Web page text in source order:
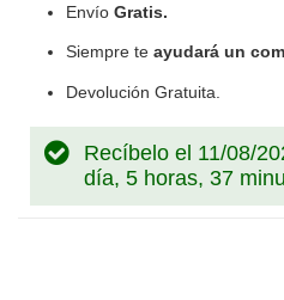
Envío Gratis.
Siempre te ayudará un
Devolución Gratuita.
Recíbelo el 11/08/
día, 5 horas, 37